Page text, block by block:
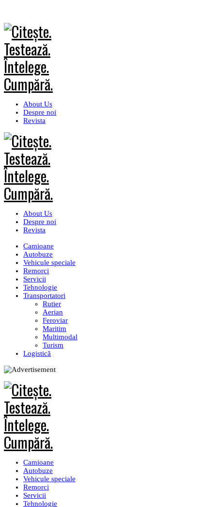
About Us
Despre noi
Revista
About Us
Despre noi
Revista
Camioane
Autobuze
Vehicule speciale
Remorci
Servicii
Tehnologie
Transportatori
Rutier
Aerian
Feroviar
Maritim
Multimodal
Turism
Logistică
Camioane
Autobuze
Vehicule speciale
Remorci
Servicii
Tehnologie